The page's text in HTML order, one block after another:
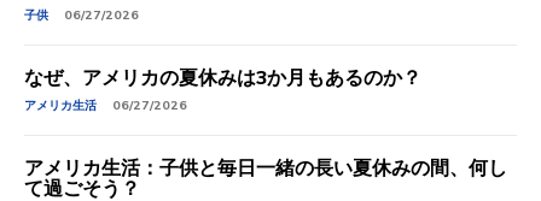
子供 06/27/2026
なぜ、アメリカの夏休みは3か月もあるのか？
アメリカ生活 06/27/2026
アメリカ生活：子供と毎日一緒の長い夏休みの間、何し
て過ごそう？